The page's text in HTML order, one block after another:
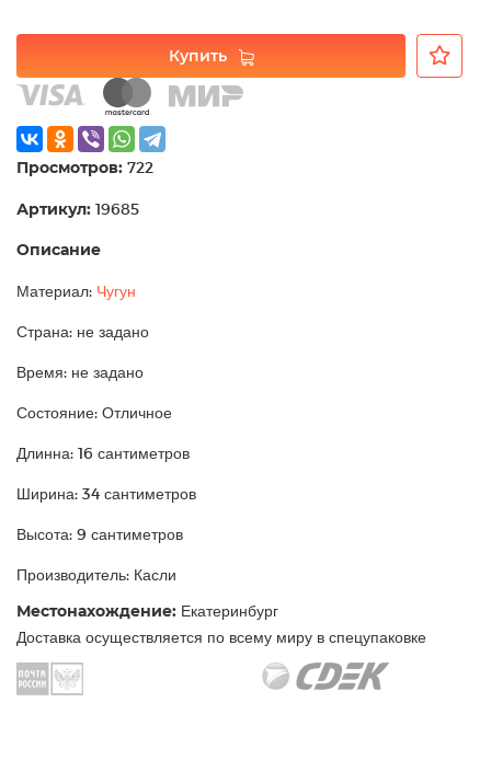
Купить
Просмотров: 722
Артикул: 19685
Описание
Материал: Чугун
Страна: не задано
Время: не задано
Состояние: Отличное
Длинна: 16 сантиметров
Ширина: 34 сантиметров
Высота: 9 сантиметров
Производитель: Касли
Местонахождение: Екатеринбург
Доставка осуществляется по всему миру в спецупаковке